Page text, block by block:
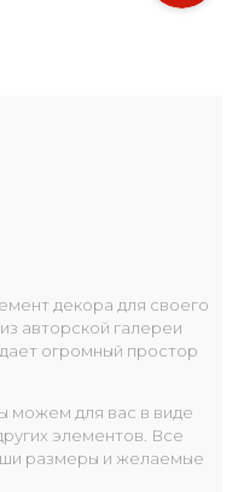
декора для своего
авторской галереи
огромный простор
можем для вас в виде
элементов. Все
размеры и желаемые